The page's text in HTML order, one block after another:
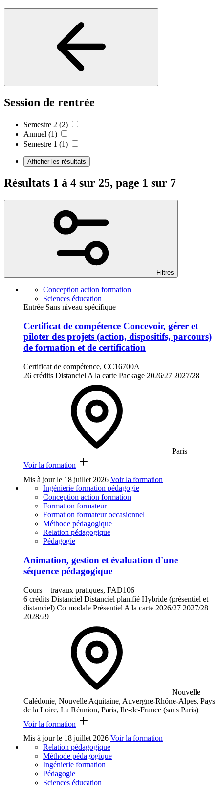
Session de rentrée
Semestre 2 (2)
Annuel (1)
Semestre 1 (1)
Afficher les résultats
Résultats 1 à 4 sur 25, page 1 sur 7
Filtres
Conception action formation
Sciences éducation
Entrée Sans niveau spécifique
Certificat de compétence Concevoir, gérer et
piloter des projets (action, dispositifs, parcours)
de formation et de certification
Certificat de compétence, CC16700A
26 crédits Distanciel A la carte Package 2026/27 2027/28
Paris
Voir la formation
Mis à jour le 18 juillet 2026 Voir la formation
Ingénierie formation pédagogie
Conception action formation
Formation formateur
Formation formateur occasionnel
Méthode pédagogique
Relation pédagogique
Pédagogie
Animation, gestion et évaluation d'une
séquence pédagogique
Cours + travaux pratiques, FAD106
6 crédits Distanciel Distanciel planifié Hybride (présentiel et
distanciel) Co-modale Présentiel A la carte 2026/27 2027/28
2028/29
Nouvelle
Calédonie, Nouvelle Aquitaine, Auvergne-Rhône-Alpes, Pays
de la Loire, La Réunion, Paris, Ile-de-France (sans Paris)
Voir la formation
Mis à jour le 18 juillet 2026 Voir la formation
Relation pédagogique
Méthode pédagogique
Ingénierie formation
Pédagogie
Sciences éducation